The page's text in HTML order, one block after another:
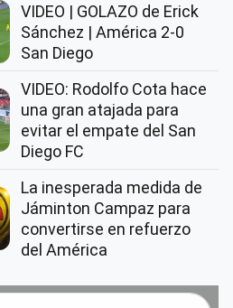
VIDEO | GOLAZO de Erick
Sánchez | América 2-0
San Diego
VIDEO: Rodolfo Cota hace
una gran atajada para
evitar el empate del San
Diego FC
La inesperada medida de
Jáminton Campaz para
convertirse en refuerzo
del América